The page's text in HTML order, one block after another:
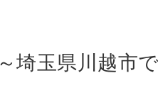
埼玉県川越市